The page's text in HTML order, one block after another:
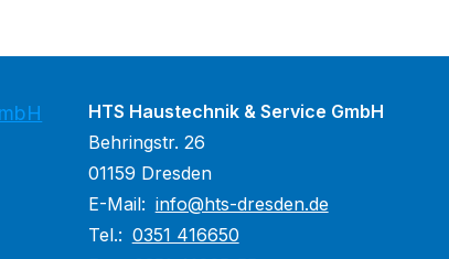
HTS Haustechnik & Service GmbH
Behringstr. 26
01159 Dresden
E-Mail: info@hts-dresden.de
Tel.: 0351 416650